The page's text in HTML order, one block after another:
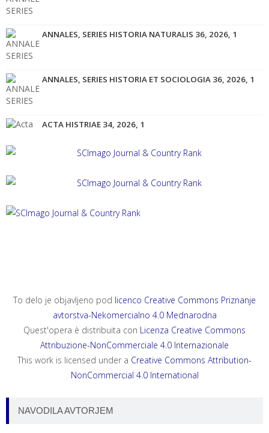
ANNALES, SERIES HISTORIA NATURALIS 36, 2026, 1
ANNALES, SERIES HISTORIA ET SOCIOLOGIA 36, 2026, 1
ACTA HISTRIAE 34, 2026, 1
ANNALES, SERIES HISTORIA ET SOCIOLOGIA 35, 2025, 4
To delo je objavljeno pod licenco Creative Commons Priznanje
avtorstva-Nekomercialno 4.0 Mednarodna
Quest'opera è distribuita con Licenza Creative Commons
Attribuzione-NonCommerciale 4.0 Internazionale
This work is licensed under a Creative Commons Attribution-
NonCommercial 4.0 International
NAVODILA AVTORJEM